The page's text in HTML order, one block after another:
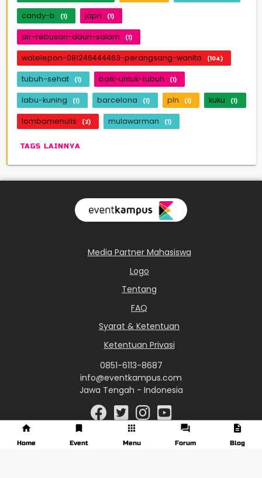
candy-b (1) japri (1)
air-rebusan-daun-salam (1)
watelepon-081246444463-perangsang-wanita (104)
tubuh-sehat (1) baik-untuk-tubuh (1)
labu-kuning (1) barcelona (1) pln (1) kuku (1)
lombamenulis (2) mulawarman (1)
TAGS LAINNYA
Media Partner Mahasiswa
Logo
Tentang
FAQ
Syarat & Ketentuan
Ketentuan Privasi
0851-6113-8687
info@eventkampus.com
Jawa Tengah - Indonesia
Home Event Menu Forum Blog